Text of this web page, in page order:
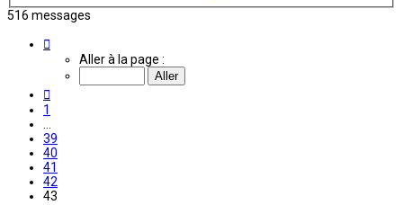
516 messages
Aller à la page :
1
39
40
41
42
43